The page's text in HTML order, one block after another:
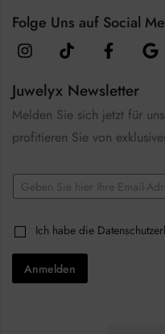
Folge Uns auf Social
Juwelyx Newsletter
Melden Sie sich jetzt für
profitieren Sie von
E
m
lh
c
b
C
h
e
k
Ich habe die
Anmelden